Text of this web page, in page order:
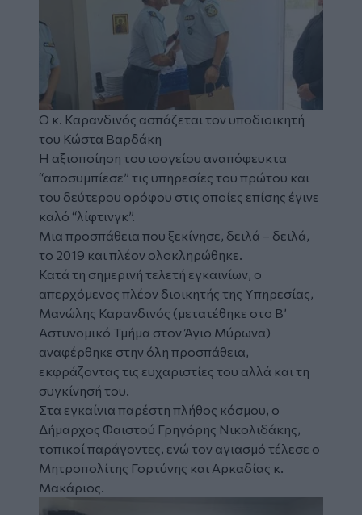
Ο κ. Καρανδινός ασπάζεται τον υποδιοικητή
του Κώστα Βαρδάκη
Η αξιοποίηση του ισογείου αναπόφευκτα
“αποσυμπίεσε” τις υπηρεσίες του πρώτου και
του δεύτερου ορόφου στις οποίες επίσης έγινε
καλό “λίφτινγκ”.
Μια προσπάθεια που ξεκίνησε, δειλά – δειλά,
το 2019 και πλέον ολοκληρώθηκε.
Κατά τη σημερινή τελετή εγκαινίων, ο
απερχόμενος πλέον διοικητής της Υπηρεσίας,
Μανώλης Καρανδινός (μετατέθηκε στο Β’
Αστυνομικό Τμήμα στον Άγιο Μύρωνα)
αναφέρθηκε στην όλη προσπάθεια,
εκφράζοντας τις ευχαριστίες του αλλά και τη
συγκίνησή του.
Στα εγκαίνια παρέστη πλήθος κόσμου, ο
Δήμαρχος Φαιστού Γρηγόρης Νικολιδάκης,
τοπικοί παράγοντες, ενώ τον αγιασμό τέλεσε ο
Μητροπολίτης Γορτύνης και Αρκαδίας κ.
Μακάριος.
Image